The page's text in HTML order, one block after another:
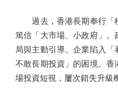
過去，香港長期奉行「
篤信「大市場、小政府」
局與主動引導。企業陷入「
不敢長期投資」的困境。
場投資短視，屢次錯失升級